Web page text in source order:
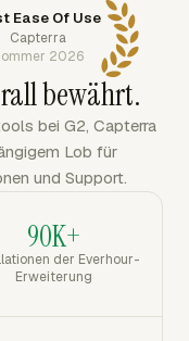
Ease Of Use
Capterra
2026
bewährt.
bei G2, Capterra
Lob für
und Support.
90K+
der Everhour-
Erweiterung